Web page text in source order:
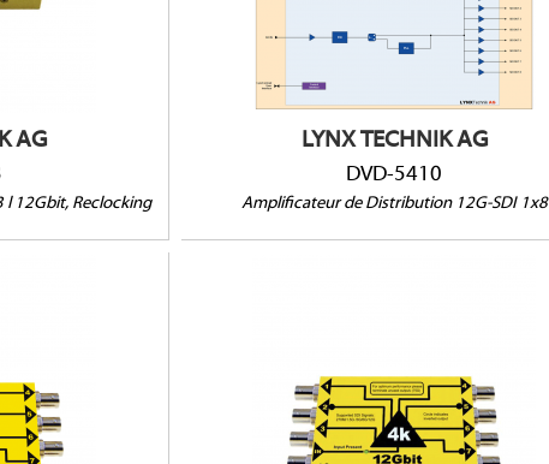
AG
l 12Gbit, Reclocking
LYNX TECHNIK AG
DVD-5410
Amplificateur de Distribution 12G-SDI 1x8
SD-SDI et ASI/DVB
1 entrée, 7 sorties